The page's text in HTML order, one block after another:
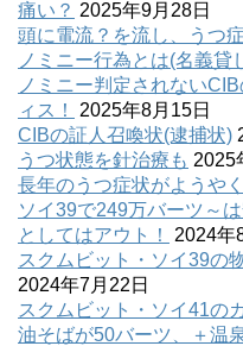
痛い？ 2025年9月28日
頭に電流？を流し、うつ
ノミニー行為とは(名義貸
ノミニー判定されない
ィス！
2025年8月15日
CIBの証人召喚状(逮捕状)
うつ状態を針治療も 2025
長年のうつ症状がようや
ソイ39で249万バーツ～
としてはアウト！
2024年
スクムビット・ソイ39の
2024年7月22日
スクムビット・ソイ41の
油そばが50バーツ、＋温